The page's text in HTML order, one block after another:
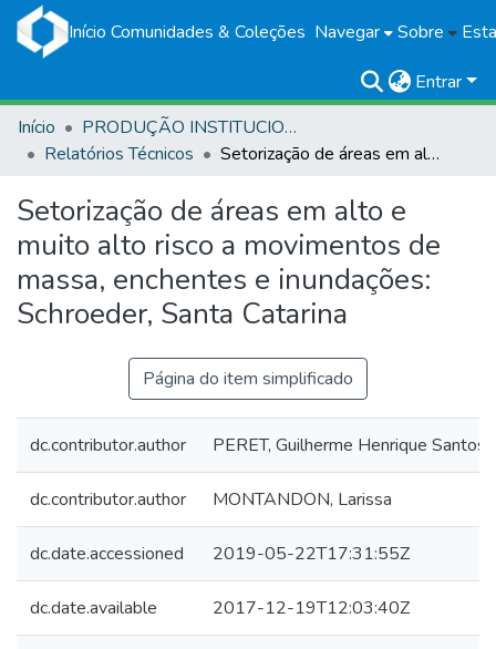
Início Comunidades & Coleções Navegar Sobre
Entrar
Início
PRODUÇÃO INSTITUCIONAL
Relatórios Técnicos
Setorização de áreas em alto e muito alto risco a movimentos de massa, enchentes e inundações: Schroeder, Santa Catarina
Setorização de áreas em alto e
muito alto risco a movimentos de
massa, enchentes e inundações:
Schroeder, Santa Catarina
Página do item simplificado
dc.contributor.author PERET, Guilherme Henrique Santos
dc.contributor.author MONTANDON, Larissa
dc.date.accessioned 2019-05-22T17:31:55Z
dc.date.available 2017-12-19T12:03:40Z